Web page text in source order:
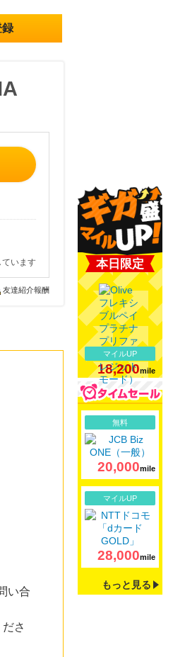
録
ています
友達紹介報酬
い合
さ
本日限定
マイルUP
18,200mile
無料
20,000mile
マイルUP
28,000mile
もっと見る